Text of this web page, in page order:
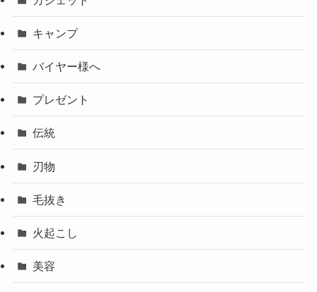
キャンプ
バイヤー様へ
プレゼント
伝統
刃物
毛抜き
火起こし
美容